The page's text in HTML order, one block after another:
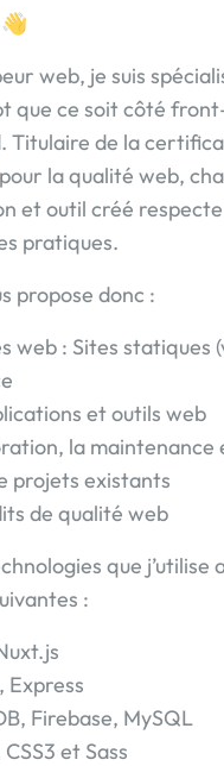
web, je suis
que ce soit côté
Titulaire de la
la qualité web,
et outil créé
pratiques.
propose donc :
web : Sites statiques
et outils web
la maintenance
projets existants
de qualité web
que j’utilise
:
Express
Firebase, MySQL
et Sass